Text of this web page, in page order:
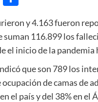
y 4.163 fueron
suman 116.899 los
el inicio de la
que son 789 los
de camas de
el país y del 38% en